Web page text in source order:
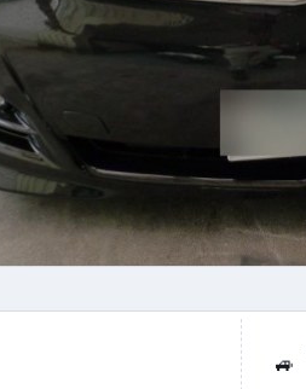
🚙